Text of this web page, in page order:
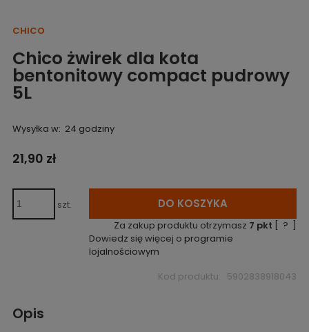
CHICO
Chico żwirek dla kota
bentonitowy compact pudrowy
5L
Wysyłka w: 24 godziny
21,90 zł
szt. DO KOSZYKA
Za zakup produktu otrzymasz 7 pkt [ ? ]
Dowiedz się więcej o programie
lojalnościowym
Kod produktu: 5902838918043
Opis